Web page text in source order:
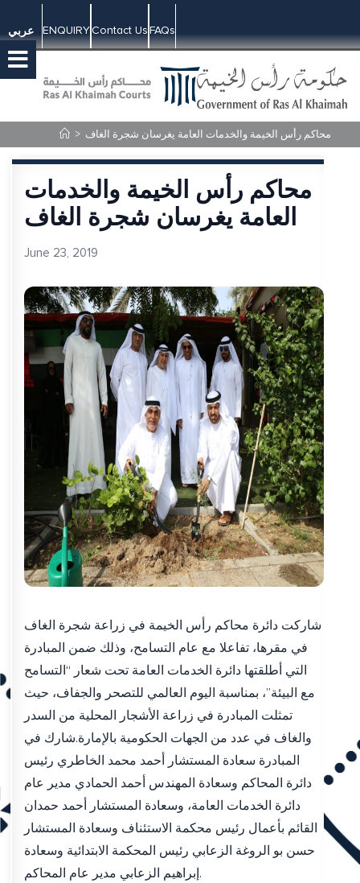
عربي ENQUIRYContact UsFAQs
> محاكم رأس الخيمة والخدمات العامة يغرسان شجرة الغاف
محاكم رأس الخيمة والخدمات
العامة يغرسان شجرة الغاف
June 23, 2019
شاركت دائرة محاكم رأس الخيمة في زراعة شجرة الغاف
في مقرها، تفاعلا مع عام التسامح، وذلك ضمن المبادرة
التي أطلقتها دائرة الخدمات العامة تحت شعار “التسامح
مع البيئة”، بمناسبة اليوم العالمي للتصحر والجفاف، حيث
تمثلت المبادرة في زراعة الأشجار المحلية من السدر
والغاف في عدد من الجهات الحكومية بالإمارة.شارك في
المبادرة سعادة المستشار أحمد محمد الخاطري رئيس
دائرة المحاكم وسعادة المهندس أحمد الحمادي مدير عام
دائرة الخدمات العامة، وسعادة المستشار أحمد حمدان
القائم بأعمال رئيس محكمة الاستئناف وسعادة المستشار
حسن بو الروغة الزعابي رئيس المحكمة الابتدائية وسعادة
إبراهيم الزعابي مدير عام المحاكم.